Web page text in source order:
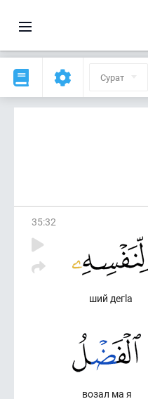
Сурат
35:32
ший дегlа
возал ма я